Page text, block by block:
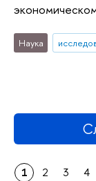
Наука
1 2 3 4